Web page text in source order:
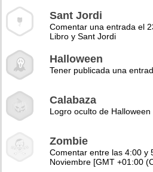
Sant Jordi
Comentar una entrada el
Libro y Sant Jordi
Halloween
Tener publicada una
Calabaza
Logro oculto de Halloween
Zombie
Comentar entre las 4:00 y
Noviembre [GMT +01:00